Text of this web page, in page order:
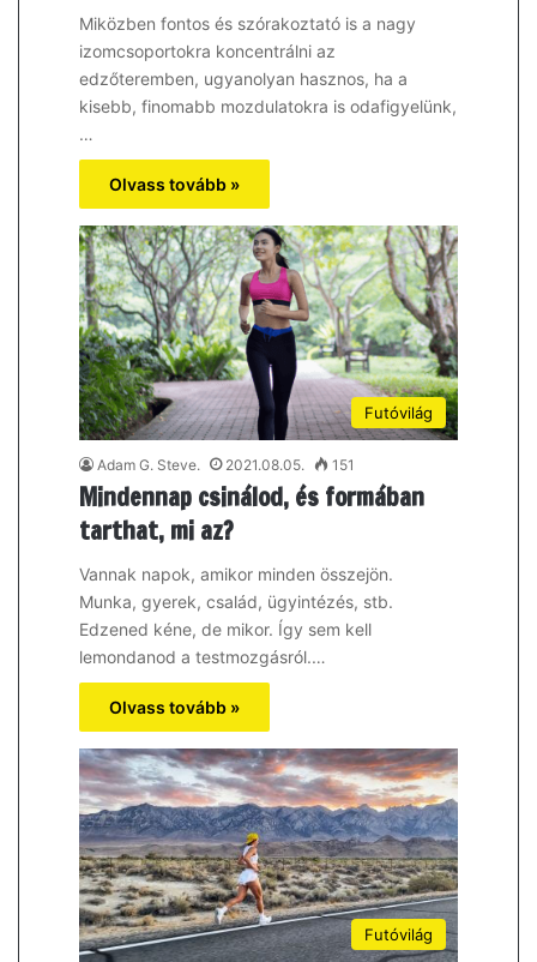
Miközben fontos és szórakoztató is a nagy
izomcsoportokra koncentrálni az
edzőteremben, ugyanolyan hasznos, ha a
kisebb, finomabb mozdulatokra is odafigyelünk,
…
Olvass tovább »
Futóvilág
Adam G. Steve. 2021.08.05. 151
Mindennap csinálod, és formában
tarthat, mi az?
Vannak napok, amikor minden összejön.
Munka, gyerek, család, ügyintézés, stb.
Edzened kéne, de mikor. Így sem kell
lemondanod a testmozgásról.…
Olvass tovább »
Futóvilág